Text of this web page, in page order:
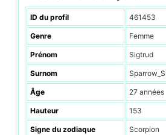
ID du profil 461453
Genre Femme
Prénom Sigtrud
Surnom
Âge 27 années
Hauteur 153
Signe du zodiaque Scorpion